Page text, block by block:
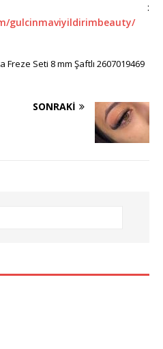
:
gulcinmaviyildirimbeauty/
Freze Seti 8 mm Şaftlı 2607019469
SONRAKI